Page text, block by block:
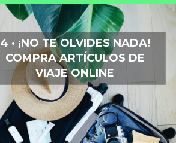
4 · ¡NO TE OLVIDES NADA!
COMPRA ARTÍCULOS DE
VIAJE ONLINE